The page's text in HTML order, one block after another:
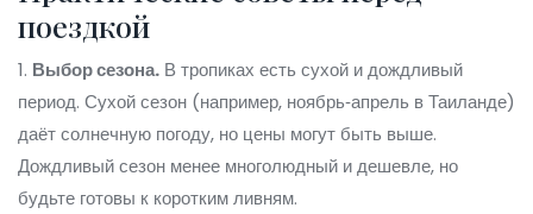
поездкой
1. Выбор сезона. В тропиках есть сухой и дождливый
период. Сухой сезон (например, ноябрь‑апрель в Таиланде)
даёт солнечную погоду, но цены могут быть выше.
Дождливый сезон менее многолюдный и дешевле, но
будьте готовы к коротким ливням.